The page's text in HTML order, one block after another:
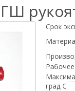
Срок
град С